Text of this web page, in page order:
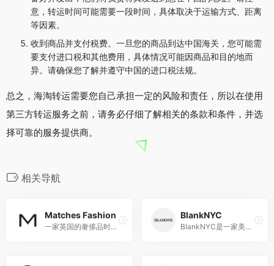
意，转运时间可能需要一段时间，具体取决于运输方式、距离
等因素。
收到商品并支付税费。一旦您的商品到达中国海关，您可能需
要支付进口税和其他费用，具体情况可能因商品和目的地而
异。请确保您了解并遵守中国的进口税法规。
总之，海淘转运需要您自己承担一定的风险和责任，所以在使用
第三方转运服务之前，请务必仔细了解相关的条款和条件，并选
择可靠的服务提供商。
相关导航
Matches Fashion
一家英国的奢侈品时尚折扣电商
BlankNYC
BlankNYC是一家美国时尚品牌，以设计独特、高质量的牛仔裤和时尚服饰为特色，受到年轻时尚爱好者的喜爱。